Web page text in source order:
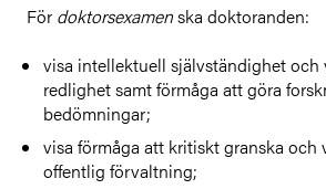
För doktorsexamenska doktoranden:
visa intellektuell självständighet och
redlighet samt förmåga att göra
bedömningar;
visa förmåga att kritiskt granska och
offentlig förvaltning;